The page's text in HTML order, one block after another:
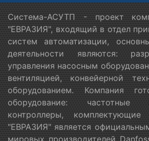
Система-АСУТП - проект
"ЕВРАЗИЯ", входящий в отдел
систем автоматизации,
деятельности являются:
управления насосным
вентиляцией, конвейерной
оборудованием. Компания
оборудование: частотные
контроллеры,
"ЕВРАЗИЯ" является